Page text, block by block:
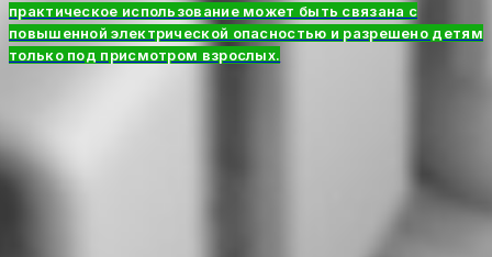
практическое использование может быть связана с
повышенной электрической опасностью и разрешено детям
только под присмотром взрослых.